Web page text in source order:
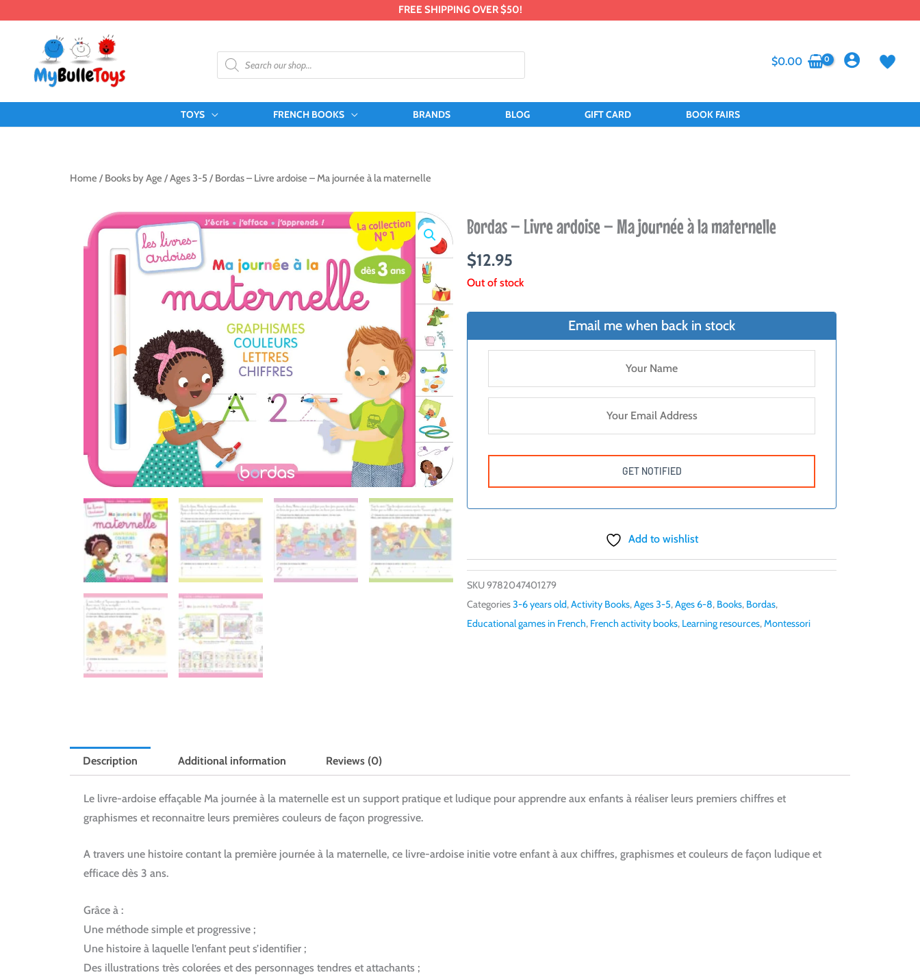
FREE SHIPPING OVER $50!
Products
search
$0.00
TOYS FRENCH BOOKS BRANDS BLOG GIFT CARD BOOK FAIRS
Home / Books by Age /Ages 3-5/ Bordas – Livre ardoise – Ma journée à la maternelle
Bordas – Livre ardoise – Ma journée à la maternelle
$12.95
Out of stock
Email me when back in stock
Add to wishlist
SKU9782047401279
Categories3-6 years old,Activity Books,Ages 3-5,Ages 6-8, Books, Bordas,
Educational games in French, French activity books, Learning resources,Montessori
Description Additional information Reviews (0)
Le livre-ardoise effaçable Ma journée à la maternelle est un support pratique et ludique pour apprendre aux enfants à réaliser leurs premiers chiffres et
graphismes et reconnaitre leurs premières couleurs de façon progressive.
A travers une histoire contant la première journée à la maternelle, ce livre-ardoise initie votre enfant à aux chiffres, graphismes et couleurs de façon ludique et
efficace dès 3 ans.
Grâce à :
Une méthode simple et progressive ;
Une histoire à laquelle l’enfant peut s’identifier ;
Des illustrations très colorées et des personnages tendres et attachants ;